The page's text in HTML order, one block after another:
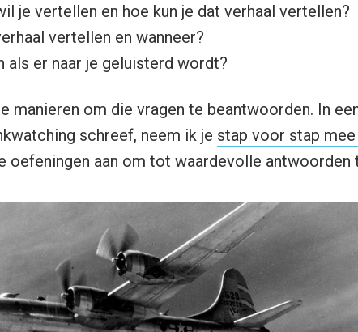
je vertellen en hoe kun je dat verhaal vertellen?
vertellen en wanneer?
als er naar je geluisterd wordt?
manieren om die vragen te beantwoorden. In
schreef, neem ik je stap voor stap
oefeningen aan om tot waardevolle antwoorden